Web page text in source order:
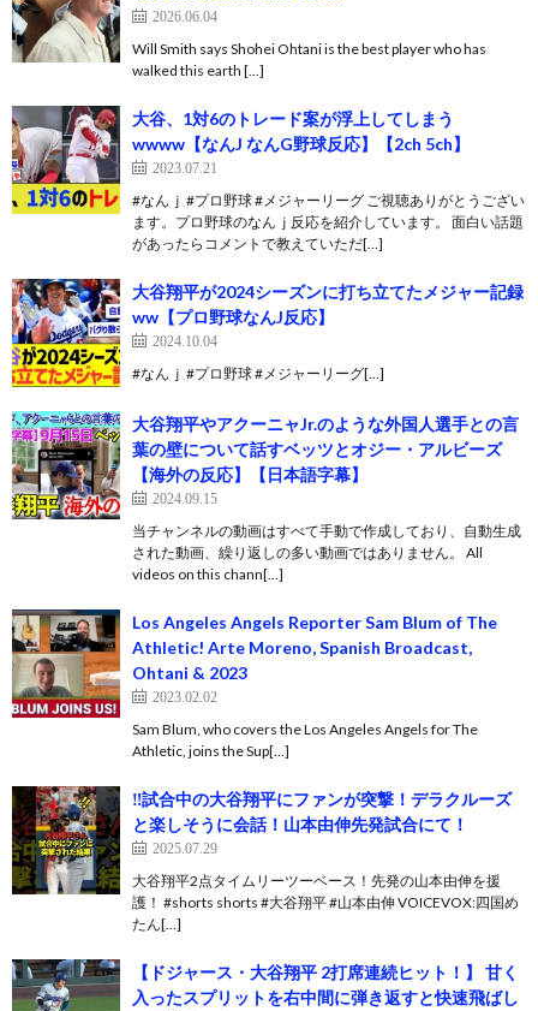
2026.06.04
Will Smith says Shohei Ohtani is the best player who has
walked this earth […]
大谷、1対6のトレード案が浮上してしまう
wwww【なんJ なんG野球反応】【2ch 5ch】
2023.07.21
#なんｊ #プロ野球 #メジャーリーグ ご視聴ありがとうござい
ます。プロ野球のなんｊ反応を紹介しています。 面白い話題
があったらコメントで教えていただ[…]
大谷翔平が2024シーズンに打ち立てたメジャー記録
ww【プロ野球なんJ反応】
2024.10.04
#なんｊ #プロ野球 #メジャーリーグ[…]
大谷翔平やアクーニャJr.のような外国人選手との言
葉の壁について話すベッツとオジー・アルビーズ
【海外の反応】【日本語字幕】
2024.09.15
当チャンネルの動画はすべて手動で作成しており、自動生成
された動画、繰り返しの多い動画ではありません。 All
videos on this chann[…]
Los Angeles Angels Reporter Sam Blum of The
Athletic! Arte Moreno, Spanish Broadcast,
Ohtani & 2023
2023.02.02
Sam Blum, who covers the Los Angeles Angels for The
Athletic, joins the Sup[…]
‼️試合中の大谷翔平にファンが突撃！デラクルーズ
と楽しそうに会話！山本由伸先発試合にて！
2025.07.29
大谷翔平2点タイムリーツーベース！先発の山本由伸を援
護！ #shorts shorts #大谷翔平 #山本由伸 VOICEVOX:四国め
たん[…]
【ドジャース・大谷翔平 2打席連続ヒット！】 甘く
入ったスプリットを右中間に弾き返すと快速飛ばし